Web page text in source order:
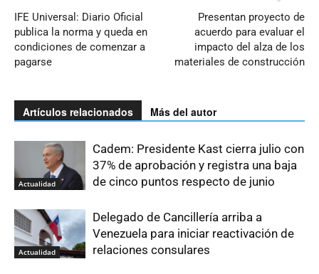
IFE Universal: Diario Oficial
publica la norma y queda en
condiciones de comenzar a
pagarse
Presentan proyecto de
acuerdo para evaluar el
impacto del alza de los
materiales de construcción
Artículos relacionados Más del autor
Actualidad
Cadem: Presidente Kast cierra julio con
37% de aprobación y registra una baja
de cinco puntos respecto de junio
Actualidad
Delegado de Cancillería arriba a
Venezuela para iniciar reactivación de
relaciones consulares